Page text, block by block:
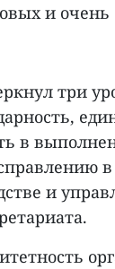
и
три
в
и